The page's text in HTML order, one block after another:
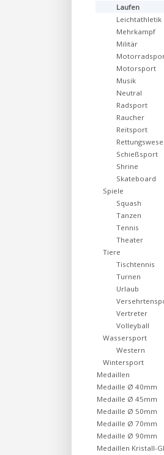
Laufen
Leichtathletik
Mehrkampf
Militär
Motorsport
Musik
Neutral
Radsport
Raucher
Reitsport
Schießsport
Shrine
Skateboard
Spiele
Squash
Tanzen
Tennis
Theater
Tiere
Tischtennis
Turnen
Urlaub
Vertreter
Volleyball
Wassersport
Western
Wintersport
Medaillen
Medaille Ø 40mm
Medaille Ø 45mm
Medaille Ø 50mm
Medaille Ø 70mm
Medaille Ø 90mm
Medaillen Kristall-